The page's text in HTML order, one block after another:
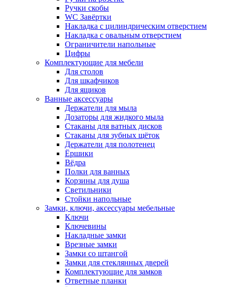
Ручки скобы
WC Завёртки
Накладка с цилиндрическим отверстием
Накладка с овальным отверстием
Ограничители напольные
Цифры
Комплектующие для мебели
Для столов
Для шкафчиков
Для ящиков
Ванные аксессуары
Держатели для мыла
Дозаторы для жидкого мыла
Стаканы для ватных дисков
Стаканы для зубных щёток
Держатели для полотенец
Ёршики
Вёдра
Полки для ванных
Корзины для душа
Светильники
Стойки напольные
Замки, ключи, аксессуары мебельные
Ключи
Ключевины
Накладные замки
Врезные замки
Замки со штангой
Замки для стеклянных дверей
Комплектующие для замков
Ответные планки